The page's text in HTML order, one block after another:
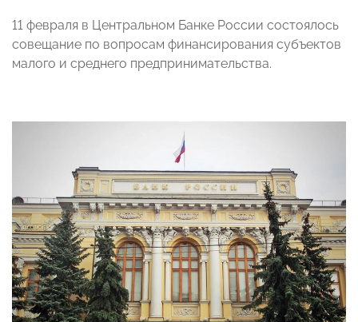
11 февраля в Центральном Банке России состоялось
совещание по вопросам финансирования субъектов
малого и среднего предпринимательства.